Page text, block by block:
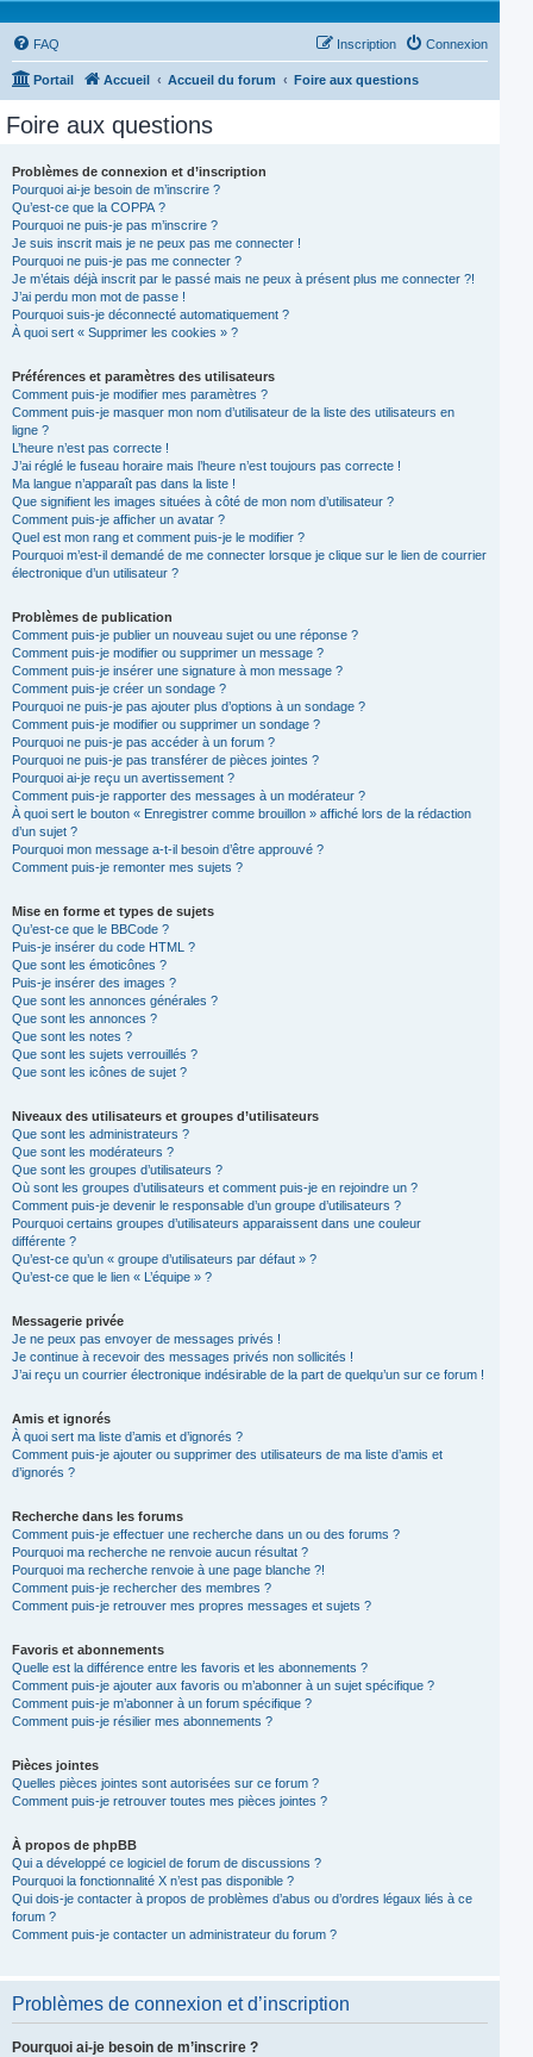
FAQ Connexion
Inscription
Portail Accueil Accueil du forum Foire aux questions
Foire aux questions
Problèmes de connexion et d’inscription
Pourquoi ai-je besoin de m’inscrire ?
Qu’est-ce que la COPPA ?
Pourquoi ne puis-je pas m’inscrire ?
Je suis inscrit mais je ne peux pas me connecter !
Pourquoi ne puis-je pas me connecter ?
Je m’étais déjà inscrit par le passé mais ne peux à présent plus me connecter ?!
J’ai perdu mon mot de passe !
Pourquoi suis-je déconnecté automatiquement ?
À quoi sert « Supprimer les cookies » ?
Préférences et paramètres des utilisateurs
Comment puis-je modifier mes paramètres ?
Comment puis-je masquer mon nom d’utilisateur de la liste des utilisateurs en
ligne ?
L’heure n’est pas correcte !
J’ai réglé le fuseau horaire mais l’heure n’est toujours pas correcte !
Ma langue n’apparaît pas dans la liste !
Que signifient les images situées à côté de mon nom d’utilisateur ?
Comment puis-je afficher un avatar ?
Quel est mon rang et comment puis-je le modifier ?
Pourquoi m’est-il demandé de me connecter lorsque je clique sur le lien de courrier
électronique d’un utilisateur ?
Problèmes de publication
Comment puis-je publier un nouveau sujet ou une réponse ?
Comment puis-je modifier ou supprimer un message ?
Comment puis-je insérer une signature à mon message ?
Comment puis-je créer un sondage ?
Pourquoi ne puis-je pas ajouter plus d’options à un sondage ?
Comment puis-je modifier ou supprimer un sondage ?
Pourquoi ne puis-je pas accéder à un forum ?
Pourquoi ne puis-je pas transférer de pièces jointes ?
Pourquoi ai-je reçu un avertissement ?
Comment puis-je rapporter des messages à un modérateur ?
À quoi sert le bouton « Enregistrer comme brouillon » affiché lors de la rédaction
d’un sujet ?
Pourquoi mon message a-t-il besoin d’être approuvé ?
Comment puis-je remonter mes sujets ?
Mise en forme et types de sujets
Qu’est-ce que le BBCode ?
Puis-je insérer du code HTML ?
Que sont les émoticônes ?
Puis-je insérer des images ?
Que sont les annonces générales ?
Que sont les annonces ?
Que sont les notes ?
Que sont les sujets verrouillés ?
Que sont les icônes de sujet ?
Niveaux des utilisateurs et groupes d’utilisateurs
Que sont les administrateurs ?
Que sont les modérateurs ?
Que sont les groupes d’utilisateurs ?
Où sont les groupes d’utilisateurs et comment puis-je en rejoindre un ?
Comment puis-je devenir le responsable d’un groupe d’utilisateurs ?
Pourquoi certains groupes d’utilisateurs apparaissent dans une couleur
différente ?
Qu’est-ce qu’un « groupe d’utilisateurs par défaut » ?
Qu’est-ce que le lien « L’équipe » ?
Messagerie privée
Je ne peux pas envoyer de messages privés !
Je continue à recevoir des messages privés non sollicités !
J’ai reçu un courrier électronique indésirable de la part de quelqu’un sur ce forum !
Amis et ignorés
À quoi sert ma liste d’amis et d’ignorés ?
Comment puis-je ajouter ou supprimer des utilisateurs de ma liste d’amis et
d’ignorés ?
Recherche dans les forums
Comment puis-je effectuer une recherche dans un ou des forums ?
Pourquoi ma recherche ne renvoie aucun résultat ?
Pourquoi ma recherche renvoie à une page blanche ?!
Comment puis-je rechercher des membres ?
Comment puis-je retrouver mes propres messages et sujets ?
Favoris et abonnements
Quelle est la différence entre les favoris et les abonnements ?
Comment puis-je ajouter aux favoris ou m’abonner à un sujet spécifique ?
Comment puis-je m’abonner à un forum spécifique ?
Comment puis-je résilier mes abonnements ?
Pièces jointes
Quelles pièces jointes sont autorisées sur ce forum ?
Comment puis-je retrouver toutes mes pièces jointes ?
À propos de phpBB
Qui a développé ce logiciel de forum de discussions ?
Pourquoi la fonctionnalité X n’est pas disponible ?
Qui dois-je contacter à propos de problèmes d’abus ou d’ordres légaux liés à ce
forum ?
Comment puis-je contacter un administrateur du forum ?
Problèmes de connexion et d’inscription
Pourquoi ai-je besoin de m’inscrire ?